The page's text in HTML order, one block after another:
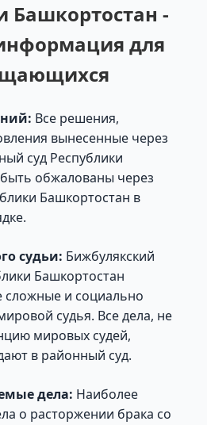
Башкортостан -
для
Все решения,
вынесенные через
суд Республики
обжалованы через
Башкортостан в
судьи: Бижбулякский
Башкортостан
сложные и социально
судья. Все дела, не
мировых судей,
в районный суд.
дела: Наиболее
о расторжении брака со